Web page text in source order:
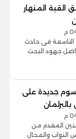
القبة المنهار
التاسعة فى حادث
جهود البحث
جديدة على
المقدم من
النواب والمحال